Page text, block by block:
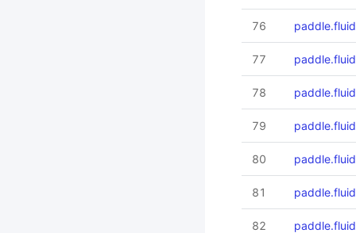
76
77
78
79
80
81
82